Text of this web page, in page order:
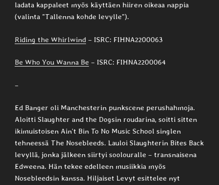
ladata kappaleet myös käyttäen hiiren oikeaa nappia
(valinta ”Tallenna kohde levylle”).
Riding the Whirlwind – ISRC: FIHNA2200063
Be Who You Wanna Be – ISRC: FIHNA2200064
–
Ed Banger oli Manchesterin punkscene perushahmoja.
Aloitti Slaughter and the Dogsin roudarina, soitti sitten
ikimuistoisen Ain’t Bin To No Music School singlen
tehneessä The Nosebleeds. Lauloi Slaughterin Bites Back
levyllä, jonka jälkeen siirtyi soolouralle – transnaisena
Edweena. Hän tekee edelleen musiikkia myös
Nosebleedsin kanssa. Hiljaiset Levyt esittelee nyt